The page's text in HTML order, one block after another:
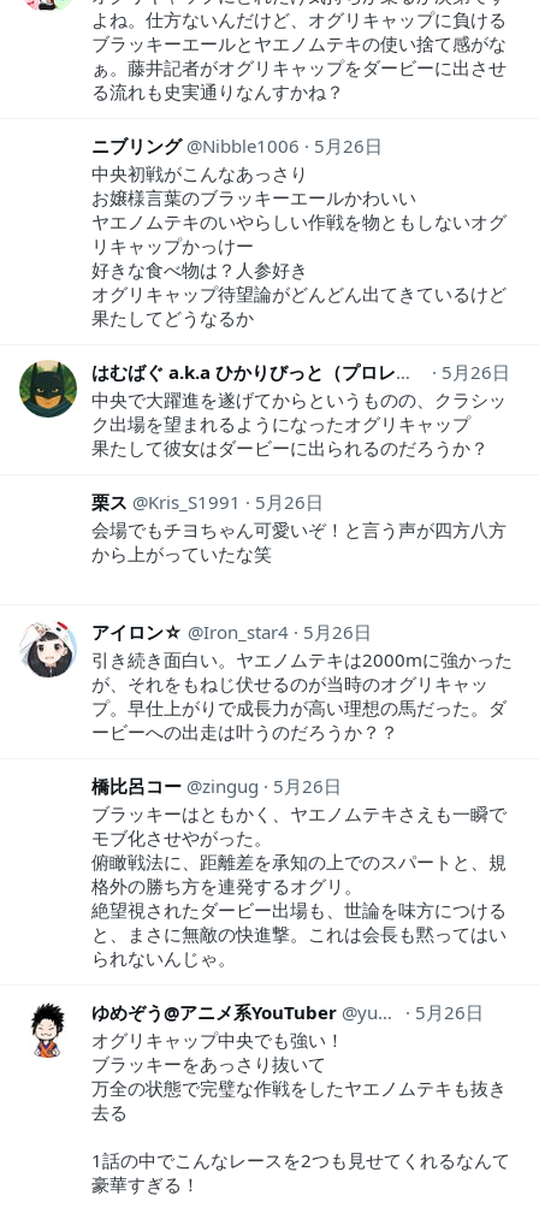
よね。仕方ないんだけど、オグリキャップに負ける
ブラッキーエールとヤエノムテキの使い捨て感がな
ぁ。藤井記者がオグリキャップをダービーに出させ
る流れも史実通りなんすかね？
ニブリング Nibble1006
5月26日
中央初戦がこんなあっさり
お嬢様言葉のブラッキーエールかわいい
ヤエノムテキのいやらしい作戦を物ともしないオグ
リキャップかっけー
好きな食べ物は？人参好き
オグリキャップ待望論がどんどん出てきているけど
果たしてどうなるか
はむばぐ a.k.a ひかりびっと（プロレスに夢中）
5月26日
中央で大躍進を遂げてからというものの、クラシッ
ク出場を望まれるようになったオグリキャップ
果たして彼女はダービーに出られるのだろうか？
栗ス Kris_S1991
5月26日
会場でもチヨちゃん可愛いぞ！と言う声が四方八方
から上がっていたな笑
アイロン☆ Iron_star4
5月26日
引き続き面白い。ヤエノムテキは2000mに強かった
が、それをもねじ伏せるのが当時のオグリキャッ
プ。早仕上がりで成長力が高い理想の馬だった。ダ
ービーへの出走は叶うのだろうか？？
橋比呂コー zingug
5月26日
ブラッキーはともかく、ヤエノムテキさえも一瞬で
モブ化させやがった。
俯瞰戦法に、距離差を承知の上でのスパートと、規
格外の勝ち方を連発するオグリ。
絶望視されたダービー出場も、世論を味方につける
と、まさに無敵の快進撃。これは会長も黙ってはい
られないんじゃ。
ゆめぞう@アニメ系YouTuber yumezou634
5月26日
オグリキャップ中央でも強い！
ブラッキーをあっさり抜いて
万全の状態で完璧な作戦をしたヤエノムテキも抜き
去る
1話の中でこんなレースを2つも見せてくれるなんて
豪華すぎる！